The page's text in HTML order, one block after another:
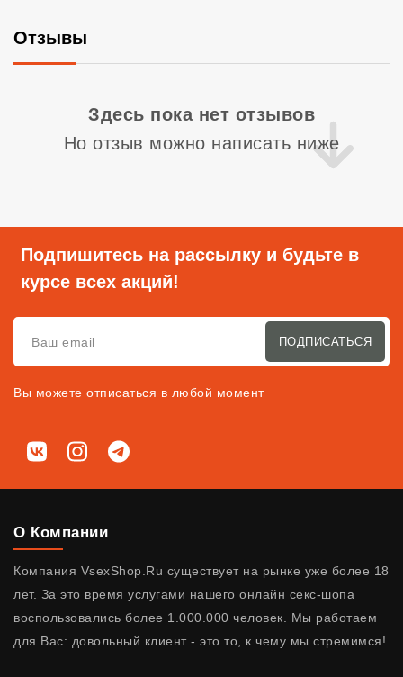
Отзывы
Здесь пока нет отзывов
Но отзыв можно написать ниже
Подпишитесь на рассылку и будьте в
курсе всех акций!
ПОДПИСАТЬСЯ
Вы можете отписаться в любой момент
Мы в соц. сетях
ВКонтактеInstagramTelegram
О Компании
Компания VsexShop.Ru существует на рынке уже более 18
лет. За это время услугами нашего онлайн секс-шопа
воспользовались более 1.000.000 человек. Мы работаем
для Вас: довольный клиент - это то, к чему мы стремимся!